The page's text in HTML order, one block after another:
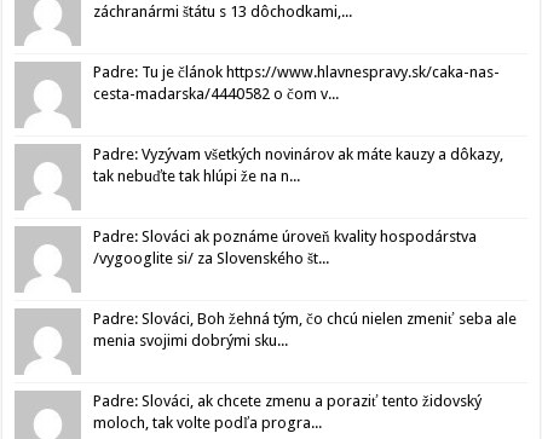
záchranármi štátu s 13 dôchodkami,...
Padre: Tu je článok https://www.hlavnespravy.sk/caka-nas-
cesta-madarska/4440582 o čom v...
Padre: Vyzývam všetkých novinárov ak máte kauzy a dôkazy,
tak nebuďte tak hlúpi že na n...
Padre: Slováci ak poznáme úroveň kvality hospodárstva
/vygooglite si/ za Slovenského št...
Padre: Slováci, Boh žehná tým, čo chcú nielen zmeniť seba ale
menia svojimi dobrými sku...
Padre: Slováci, ak chcete zmenu a poraziť tento židovský
moloch, tak volte podľa progra...